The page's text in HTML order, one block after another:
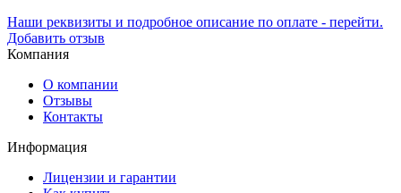
Наши реквизиты и подробное описание по оплате - перейти.
Добавить отзыв
Компания
О компании
Отзывы
Контакты
Информация
Лицензии и гарантии